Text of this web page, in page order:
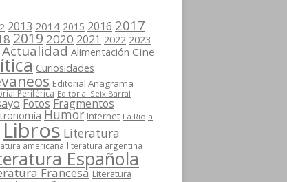
2013 2014 2015 2016 2017
2019 2020 2021 2022 2023
Actualidad Alimentación Cine
Curiosidades
Editorial Anagrama
Periférica Editorial Seix Barral
Fotos Fragmentos
Humor Internet La Rioja
Libros Literatura
americana literatura argentina
Española
Francesa Literatura